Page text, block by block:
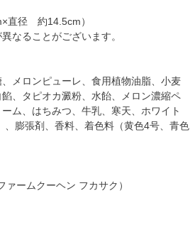
直径 約14.5cm）
なることがございます。
メロンピューレ、食用植物油脂、小麦
、タピオカ澱粉、水飴、メロン濃縮ペ
ム、はちみつ、牛乳、寒天、ホワイト
、膨張剤、香料、着色料（黄色4号、青色
ームクーヘン フカサク）